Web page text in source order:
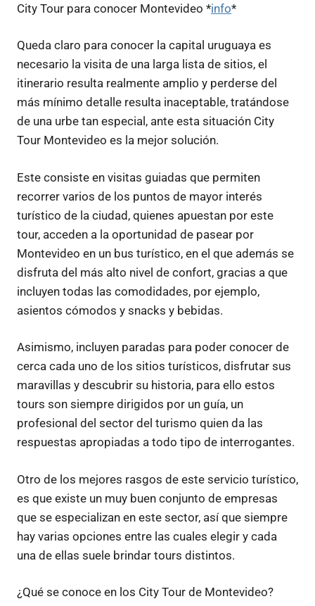
City Tour para conocer Montevideo *info*
Queda claro para conocer la capital uruguaya es
necesario la visita de una larga lista de sitios, el
itinerario resulta realmente amplio y perderse del
más mínimo detalle resulta inaceptable, tratándose
de una urbe tan especial, ante esta situación City
Tour Montevideo es la mejor solución.
Este consiste en visitas guiadas que permiten
recorrer varios de los puntos de mayor interés
turístico de la ciudad, quienes apuestan por este
tour, acceden a la oportunidad de pasear por
Montevideo en un bus turístico, en el que además se
disfruta del más alto nivel de confort, gracias a que
incluyen todas las comodidades, por ejemplo,
asientos cómodos y snacks y bebidas.
Asimismo, incluyen paradas para poder conocer de
cerca cada uno de los sitios turísticos, disfrutar sus
maravillas y descubrir su historia, para ello estos
tours son siempre dirigidos por un guía, un
profesional del sector del turismo quien da las
respuestas apropiadas a todo tipo de interrogantes.
Otro de los mejores rasgos de este servicio turístico,
es que existe un muy buen conjunto de empresas
que se especializan en este sector, así que siempre
hay varias opciones entre las cuales elegir y cada
una de ellas suele brindar tours distintos.
¿Qué se conoce en los City Tour de Montevideo?